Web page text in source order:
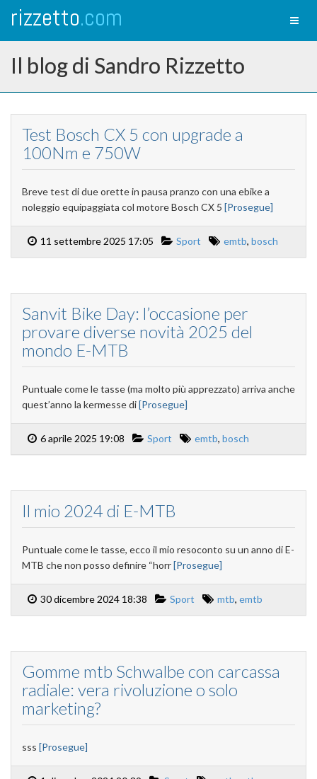
rizzetto.com
Il blog di Sandro Rizzetto
Test Bosch CX 5 con upgrade a
100Nm e 750W
Breve test di due orette in pausa pranzo con una ebike a
noleggio equipaggiata col motore Bosch CX 5 [Prosegue]
11 settembre 2025 17:05 Sport emtb, bosch
Sanvit Bike Day: l’occasione per
provare diverse novità 2025 del
mondo E-MTB
Puntuale come le tasse (ma molto più apprezzato) arriva anche
quest’anno la kermesse di[Prosegue]
6 aprile 2025 19:08 Sport emtb, bosch
Il mio 2024 di E-MTB
Puntuale come le tasse, ecco il mio resoconto su un anno di E-
MTB che non posso definire “horr[Prosegue]
30 dicembre 2024 18:38 Sport mtb, emtb
Gomme mtb Schwalbe con carcassa
radiale: vera rivoluzione o solo
marketing?
sss [Prosegue]